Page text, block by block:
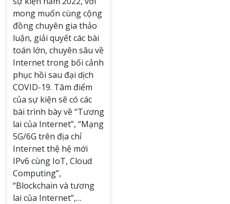
mong muốn cùng cộng
đồng chuyên gia thảo
luận, giải quyết các bài
toán lớn, chuyên sâu về
Internet trong bối cảnh
phục hồi sau đại dịch
COVID-19. Tâm điểm
của sự kiện sẽ có các
bài trình bày về “Tương
lai của Internet”, “Mạng
5G/6G trên địa chỉ
Internet thệ hệ mới
IPv6 cùng IoT, Cloud
Computing”,
“Blockchain và tương
lai của Internet”,…